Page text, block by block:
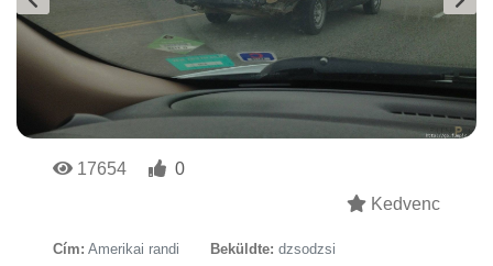
17654
0
Kedvenc
Cím: Amerikai randi Beküldte: dzsodzsi